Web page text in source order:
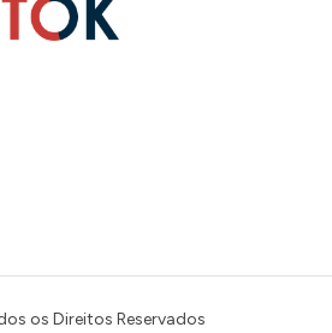
os Direitos Reservados